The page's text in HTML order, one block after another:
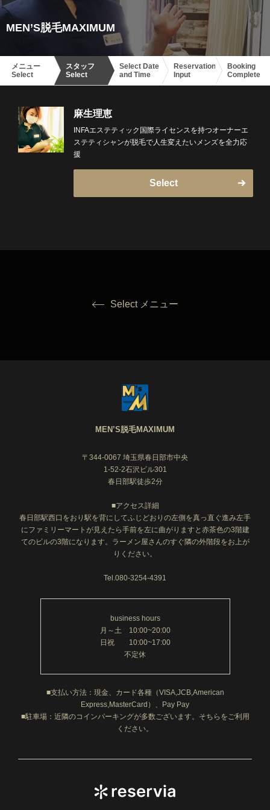
MEN’S脱毛MAXIMUM
メニュー
Select
スタッフ
Select
Select Date
and Time
Reservation
Input
Booking
Complete
麻生理恵
INFAエステティック国際ライセンスを持つオーナーエ
ステティシャンが脱毛で人生変えたいメンズを全力応
援
Select
Select メニュー
MEN’S脱毛MAXIMUM
〒344-0067 埼玉県春日部市中央
1-52-2石沢ビル301
春日部駅徒歩2分
■アクセス詳細
春日部駅西口をおり駅を背にしてふじどおりの左側を真っ直ぐ進み左手
にファミリーマートが見えたら手前を左に曲がりますと赤茶色の3階建
てのビルの3階になります。ラーメン屋さんのすぐ隣の外階段をお上が
りください。
Tel.080-3254-4391
business hours
月～土 10:00~20:00
日祝 10:00~17:00
不定休
■支払い方法：現金、カード各種（VISA,JCB,American
Express,MasterCard）、Pay Pay
■駐車場：近隣のコインパーキングが多数ございます。そちらをご利用
ください。